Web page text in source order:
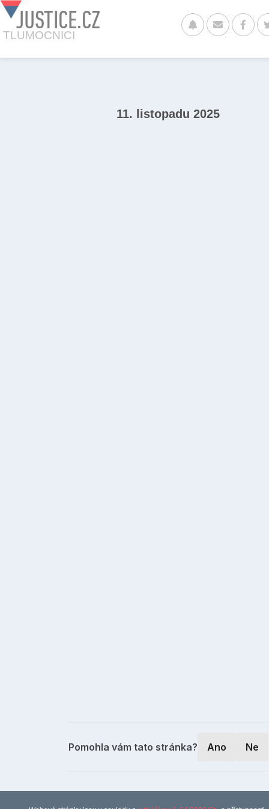
JUSTICE.CZ
TLUMOCNICI
11. listopadu 2025
Pomohla vám tato stránka? Ano Ne